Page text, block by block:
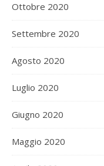
Ottobre 2020
Settembre 2020
Agosto 2020
Luglio 2020
Giugno 2020
Maggio 2020